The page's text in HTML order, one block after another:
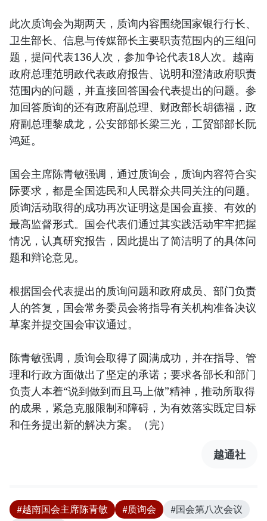
此次质询会为期两天，质询内容围绕国家银行行长、
卫生部长、信息与传媒部长主要职责范围内的三组问
题，提问代表136人次，参加争论代表18人次。越南
政府总理范明政代表政府报告、说明和澄清政府职责
范围内的问题，并直接回答国会代表提出的问题。参
加回答质询的还有政府副总理、财政部长胡德福，政
府副总理黎成龙，公安部部长梁三光，工贸部部长阮
鸿延。
国会主席陈青敏强调，通过质询会，质询内容符合实
际要求，都是全国选民和人民群众共同关注的问题。
质询活动取得的成功再次证明这是国会直接、有效的
最高监督形式。国会代表们通过其实践活动牢牢把握
情况，认真研究报告，因此提出了简洁明了的具体问
题和辩论意见。
根据国会代表提出的质询问题和政府成员、部门负责
人的答复，国会常务委员会将指导有关机构准备决议
草案并提交国会审议通过。
陈青敏强调，质询会取得了圆满成功，并在指导、管
理和行政方面做出了坚定的承诺；要求各部长和部门
负责人本着“说到做到而且马上做”精神，推动所取得
的成果，紧急克服限制和障碍，为有效落实既定目标
和任务提出新的解决方案。（完）
越通社
#越南国会主席陈青敏 #质询会
#国会第八次会议